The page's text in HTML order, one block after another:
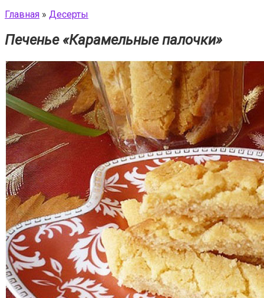
Главная » Десерты
Печенье «Карамельные палочки»